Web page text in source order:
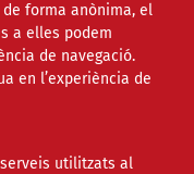
forma anònima, el
a elles podem
de navegació.
en l’experiència de
utilitzats al
la